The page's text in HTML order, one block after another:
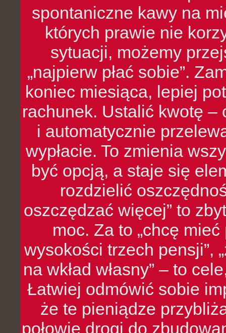
spontaniczne kawy na
których prawie nie
sytuacji, możemy
„najpierw płać sobie”.
koniec miesiąca, lepiej
rachunek. Ustalić kwotę
i automatycznie
wypłacie. To zmienia
być opcją, a staje się
rozdzielić
oszczędzać więcej” to
moc. Za to „chcę
wysokości trzech pensji”,
na wkład własny” – to
Łatwiej odmówić sobie
że te pieniądze
połowie drogi do